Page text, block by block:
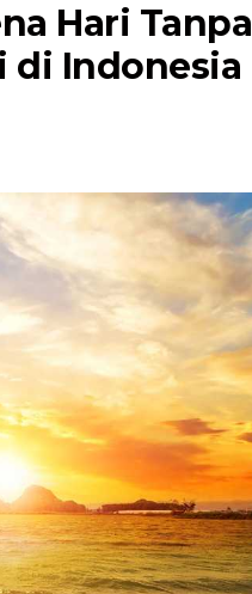
Hari Tanpa
di Indonesia